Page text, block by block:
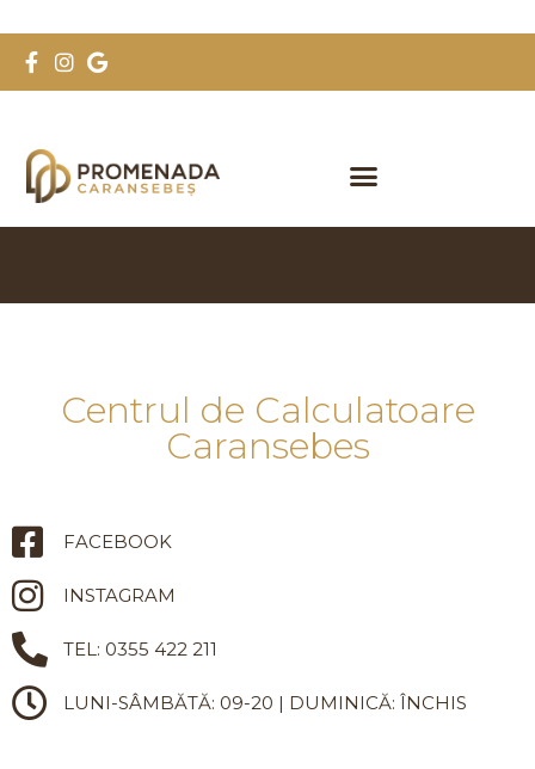
Centrul de Calculatoare
Caransebes
FACEBOOK
INSTAGRAM
TEL: 0355 422 211
LUNI-SÂMBĂTĂ: 09-20 | DUMINICĂ: ÎNCHIS